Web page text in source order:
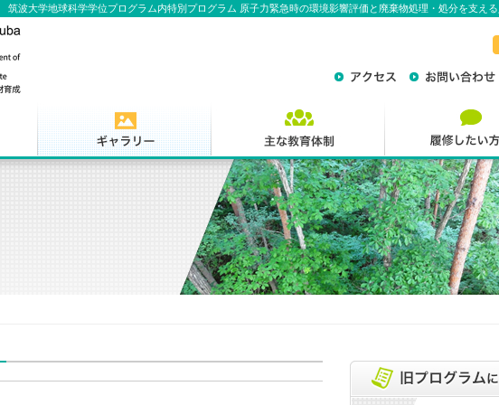
筑波大学地球科学学位プログラム内特別プログラム 原子力緊急時の環境影響評価と廃棄物処理・処分を支え